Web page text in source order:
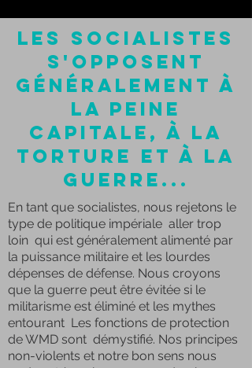
Les socialistes
s'opposent
généralement à
la peine
capitale, à la
torture et à la
guerre...
En tant que socialistes, nous rejetons le
type de politique impériale aller trop
loin qui est généralement alimenté par
la puissance militaire et les lourdes
dépenses de défense. Nous croyons
que la guerre peut être évitée si le
militarisme est éliminé et les mythes
entourant Les fonctions de protection
de WMD sont démystifié. Nos principes
non-violents et notre bon sens nous